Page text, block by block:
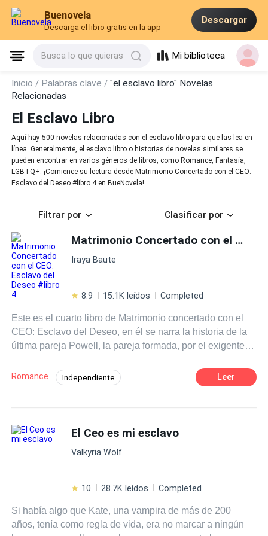
Buenovela
Descarga el libro gratis en la app
Descargar
Busca lo que quieras Mi biblioteca
Inicio / Palabras clave /"el esclavo libro" Novelas
Relacionadas
El Esclavo Libro
Aquí hay 500 novelas relacionadas con el esclavo libro para que las lea en
línea. Generalmente, el esclavo libro o historias de novelas similares se
pueden encontrar en varios géneros de libros, como Romance, Fantasía,
LGBTQ+. ¡Comience su lectura desde Matrimonio Concertado con el CEO:
Esclavo del Deseo #libro 4 en BueNovela!
Filtrar por Clasificar por
Matrimonio Concertado con el CEO: Esclavo del Deseo #libro 4
Iraya Baute
8.9 15.1K leídos Completed
Este es el cuarto libro de Matrimonio concertado con el
CEO: Esclavo del Deseo, en él se narra la historia de la
última pareja Powell, la pareja formada, por el exigente y
Arianna Cortes. Arianna, aunque está muy enamorada de
su prometido, tiene miedo de que su obsesión por
a miedos e inseguridades sobre la relación de ambos,
mucho antes de casarse, si añadimos que Arianna tiene
una carga familiar detrás, sus hermanos dependen de
hijos, los que tendría, muy feliz, con el hombre que ama,
ambiciones de Keanu. Eso sin contar que ambos son
adictos él uno al otro. Su primer encuentro sexual, en su
Romance Independiente
Poder Femenino Rebelde CEO
Matrimonio por Contrato
Leer
El Ceo es mi esclavo
Valkyria Wolf
10 28.7K leídos Completed
Si había algo que Kate, una vampira de más de 200
años, tenía como regla de vida, era no marcar a ningún